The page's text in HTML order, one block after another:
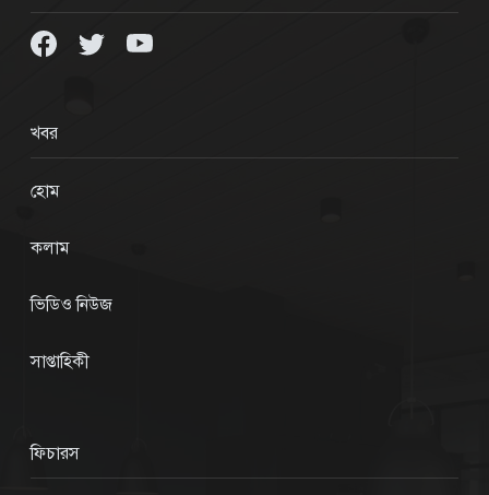
খবর
হোম
কলাম
ভিডিও নিউজ
সাপ্তাহিকী
ফিচারস